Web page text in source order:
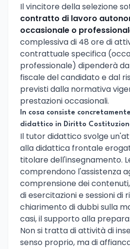
Il vincitore della selezione
contratto di lavoro
occasionale o
complessiva di 48 ore di
contrattuale specifica
professionale) dipenderà
fiscale del candidato e dal
previsti dalla normativa
prestazioni occasionali.
In cosa consiste
didattico in Diritto
Il tutor didattico svolge
alla didattica frontale
titolare dell'insegnamento.
comprendono l'assistenza
comprensione dei
di esercitazioni e sessioni di
chiarimento di dubbi sulla
casi, il supporto alla
Non si tratta di attività di
senso proprio, ma di